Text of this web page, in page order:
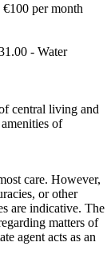
per month
- Water
central living and
of
care. However,
or other
are indicative. The
matters of
agent acts as an